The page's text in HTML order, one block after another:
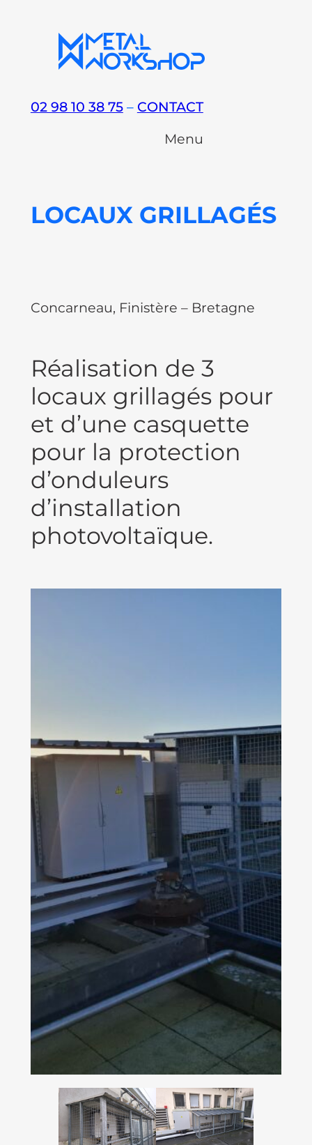
contenu
02 98 10 38 75– CONTACT
Menu
LOCAUX GRILLAGÉS
Concarneau, Finistère – Bretagne
Réalisation de 3
locaux grillagés pour
et d’une casquette
pour la protection
d’onduleurs
d’installation
photovoltaïque.